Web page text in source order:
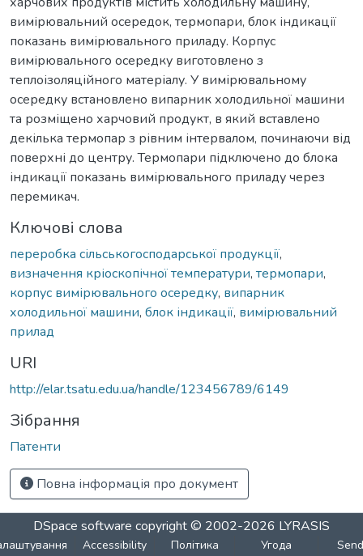
вимірювальний осередок, термопари, блок індикації
показань вимірювального приладу. Корпус
вимірювального осередку виготовлено з
теплоізоляційного матеріалу. У вимірювальному
осередку встановлено випарник холодильної машини
та розміщено харчовий продукт, в який вставлено
декілька термопар з рівним інтервалом, починаючи від
поверхні до центру. Термопари підключено до блока
індикації показань вимірювального приладу через
перемикач.
Ключові слова
переробка сільськогосподарської продукції,
визначення кріоскопічної температури, термопари,
корпус вимірювального осередку, випарник
холодильної машини, блок індикації, вимірювальний
прилад
URI
http://elar.tsatu.edu.ua/handle/123456789/6149
Зібрання
Патенти
Повна інформація про документ
DSpace software copyright © 2002-2026 LYRASIS
Accessibility
Політика
Угода
Send